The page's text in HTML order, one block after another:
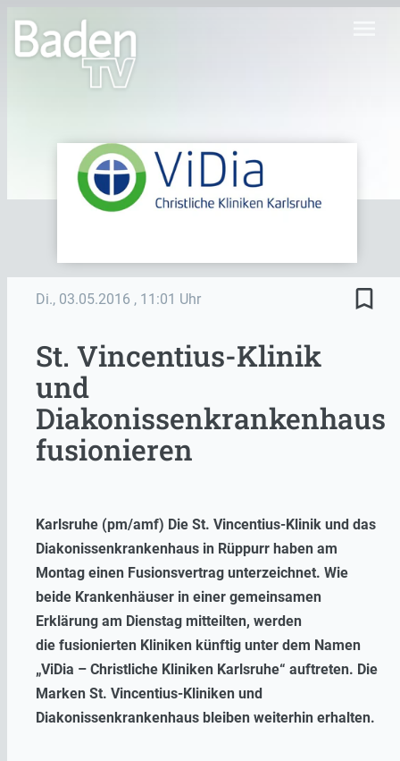
Di., 03.05.2016 , 11:01 Uhr bookmark_border
St. Vincentius-Klinik
und
Diakonissenkrankenhaus
fusionieren
Karlsruhe (pm/amf) Die St. Vincentius-Klinik und das
Diakonissenkrankenhaus in Rüppurr haben am
Montag einen Fusionsvertrag unterzeichnet. Wie
beide Krankenhäuser in einer gemeinsamen
Erklärung am Dienstag mitteilten, werden
die fusionierten Kliniken künftig unter dem Namen
„ViDia – Christliche Kliniken Karlsruhe“ auftreten. Die
Marken St. Vincentius-Kliniken und
Diakonissenkrankenhaus bleiben weiterhin erhalten.